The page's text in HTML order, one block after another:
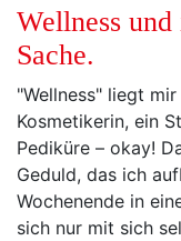
Wellness
Sache.
"Wellness" liegt
Kosmetikerin, ein
Pediküre – okay!
Geduld, das ich
Wochenende in
sich nur mit sich